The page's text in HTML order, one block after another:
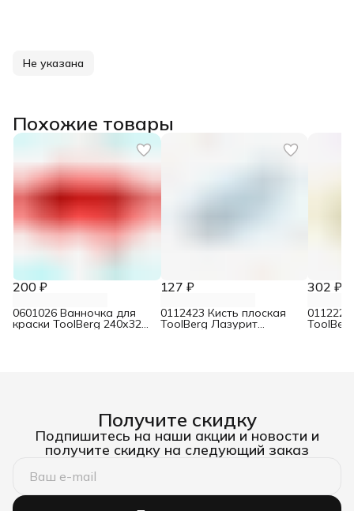
Не указана
Похожие товары
200 ₽
0601026 Ванночка для
краски ToolBerg 240х320
127 ₽
0112423 Кисть плоская
ToolBerg Лазурит
302 ₽
Получите скидку
Подпишитесь на наши акции и новости и
получите скидку на следующий заказ